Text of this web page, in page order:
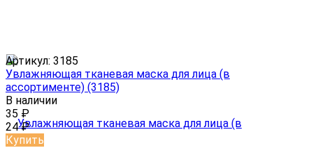
Артикул: 3185
Увлажняющая тканевая маска для лица (в
ассортименте) (3185)
В наличии
35 ₽
24₽
Купить